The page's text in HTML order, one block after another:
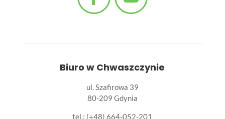
Biuro w Chwaszczynie
ul. Szafirowa 39
80-209 Gdynia
tel.: (+48) 664-052-201